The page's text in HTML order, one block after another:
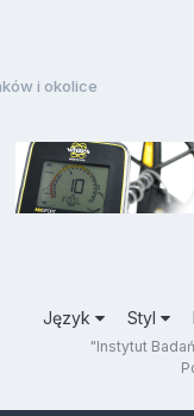
i okolice
Język Styl
"Instytut